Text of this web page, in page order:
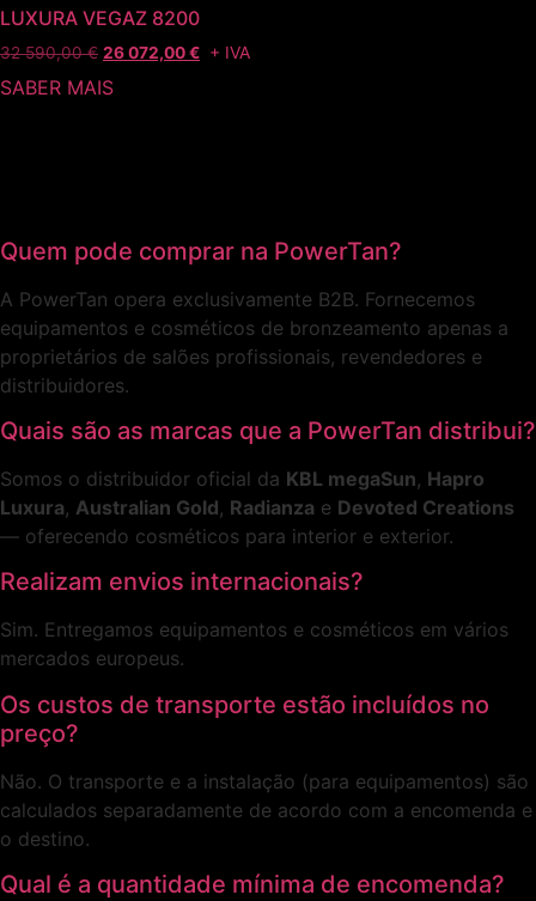
LUXURA VEGAZ 8200
32 590,00€ 26 072,00€ + IVA
SABER MAIS
Quem pode comprar na PowerTan?
A PowerTan opera exclusivamente B2B. Fornecemos
equipamentos e cosméticos de bronzeamento apenas a
proprietários de salões profissionais, revendedores e
distribuidores.
Quais são as marcas que a PowerTan distribui?
Somos o distribuidor oficial da KBL megaSun, Hapro
Luxura, Australian Gold, Radianza e Devoted Creations
— oferecendo cosméticos para interior e exterior.
Realizam envios internacionais?
Sim. Entregamos equipamentos e cosméticos em vários
mercados europeus.
Os custos de transporte estão incluídos no
preço?
Não. O transporte e a instalação (para equipamentos) são
calculados separadamente de acordo com a encomenda e
o destino.
Qual é a quantidade mínima de encomenda?